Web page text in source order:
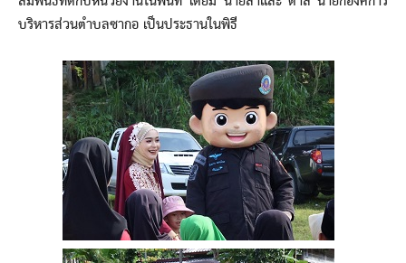
บริหารส่วนตำบลซากอ เป็นประธานในพิธี